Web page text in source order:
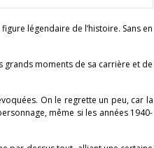
légendaire de l’histoire. Sans en
moments de sa carrière et de
On le regrette un peu, car la
même si les années 1940-